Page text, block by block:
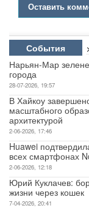
Оставить
События
Нарьян-Мар
города
28-07-2026, 19:57
В Хайкоу
масштабного
архитектурой
2-06-2026, 17:46
Huawei
всех смартфонах
2-06-2026, 12:18
Юрий Куклачев:
жизни через кошек
7-04-2026, 20:41